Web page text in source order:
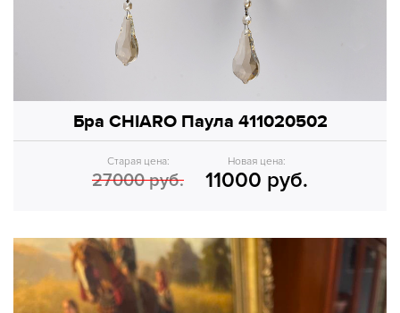
Бра CHIARO Паула 411020502
Старая цена:
27000 руб.
Новая цена:
11000 руб.